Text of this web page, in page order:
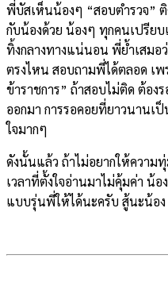
พี่บัสเห็นน้องๆ “สอบตำรวจ”
กับน้องด้วย น้องๆ ทุกคนเปรีย
ทิ้งกลางทางแน่นอน พี่ย้ำเสมอ
ตรงไหน สอบถามพี่ได้ตลอด เ
ข้าราชการ” ถ้าสอบไม่ติด ต้อง
ออกมา การรอคอยที่ยาวนาน
ใจมากๆ
ดังนั้นแล้ว ถ้าไม่อยากให้ความ
เวลาที่ตั้งใจอ่านมาไม่คุ้มค่า น้
แบบรุ่นพี่ให้ได้นะครับ สู้นะน้อง